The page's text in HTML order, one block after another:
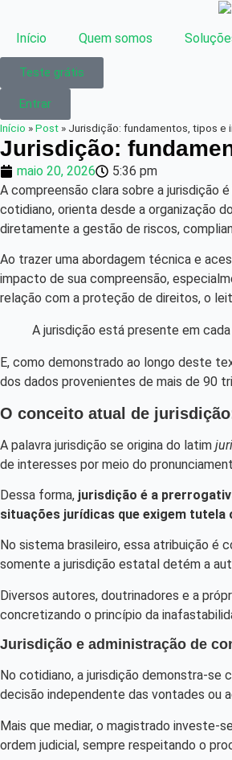
Início Quem somos
Teste grátis
Entrar
Início »Post » Jurisdição: fundamentos, tipos e
Jurisdição:
maio 20, 2026
5:36 pm
A compreensão clara sobre a jurisdição
cotidiano, orienta desde a organização
diretamente a gestão de riscos,
Ao trazer uma abordagem técnica e
impacto de sua compreensão,
relação com a proteção de direitos, o
A jurisdição está presente em
E, como demonstrado ao longo deste
dos dados provenientes de mais de 90
O conceito atual de
A palavra jurisdição se origina do latim
de interesses por meio do
Dessa forma, jurisdição é a
situações jurídicas que exigem tutela
No sistema brasileiro, essa atribuição é
somente a jurisdição estatal detém a
Diversos autores, doutrinadores e a
concretizando o princípio da
Jurisdição e administração de
No cotidiano, a jurisdição demonstra-se
decisão independente das vontades ou
Mais que mediar, o magistrado investe-
ordem judicial, sempre respeitando o